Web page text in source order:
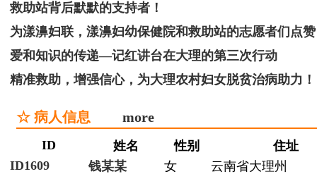
救助站背后默默的支持者！
为漾濞妇联，漾濞妇幼保健院和救助站的志愿者们点
爱和知识的传递—记红讲台在大理的第三次行动
精准救助，增强信心，为大理农村妇女脱贫治病助力！
☆ 病人信息 more
ID 姓名 性别
住址
ID1609
钱某某 女
云南省大理州